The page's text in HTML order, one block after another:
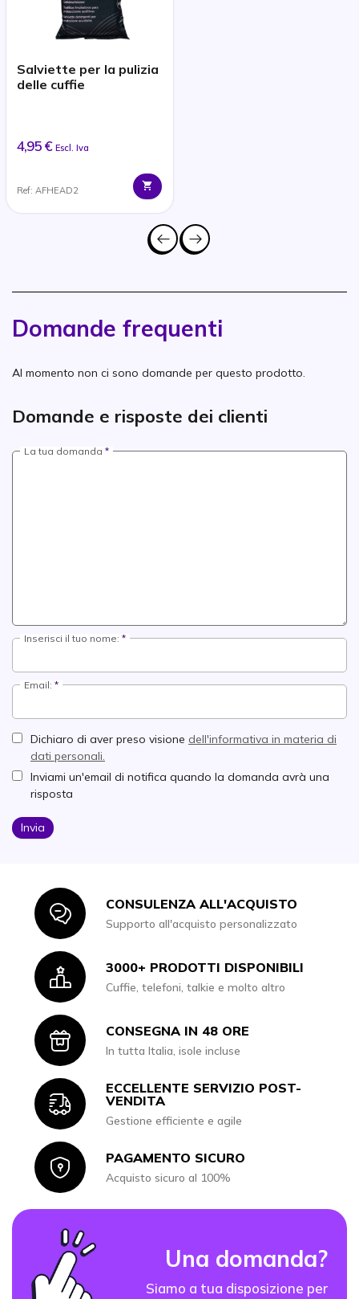
Salviette per la pulizia
delle cuffie
4,95 € Escl. Iva
Ref: AFHEAD2
Domande frequenti
Al momento non ci sono domande per questo prodotto.
Domande e risposte dei clienti
La tua domanda
Inserisci il tuo nome:
Email:
Dichiaro di aver preso visione dell'informativa in materia di
dati personali.
Inviami un'email di notifica quando la domanda avrà una
risposta
Invia
IconCONSULENZA ALL'ACQUISTO
Supporto all'acquisto personalizzato
Icon3000+ PRODOTTI DISPONIBILI
Cuffie, telefoni, talkie e molto altro
IconCONSEGNA IN 48 ORE
In tutta Italia, isole incluse
Icon
ECCELLENTE SERVIZIO POST-
VENDITA
Gestione efficiente e agile
IconPAGAMENTO SICURO
Acquisto sicuro al 100%
Una domanda?
Siamo a tua disposizione per